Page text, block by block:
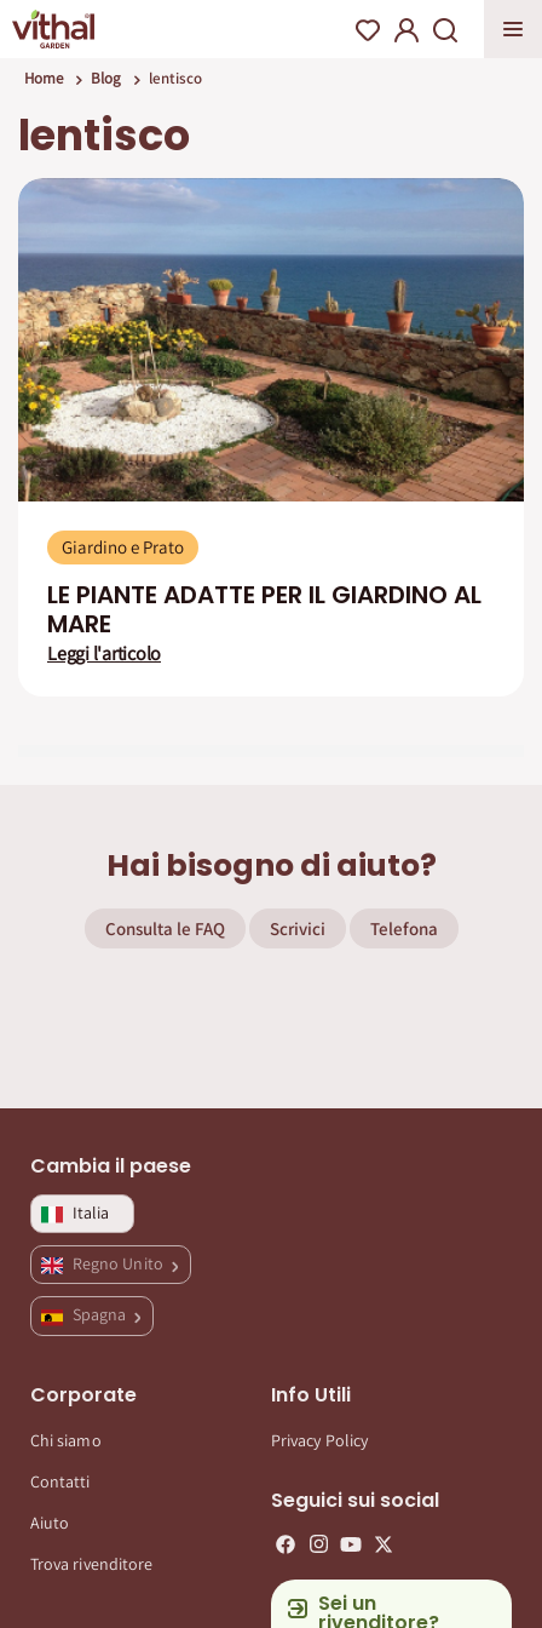
Home Blog lentisco
lentisco
Giardino e Prato
LE PIANTE ADATTE PER IL GIARDINO AL
MARE
Leggi l'articolo
Hai bisogno di aiuto?
Consulta le FAQ Scrivici Telefona
Cambia il paese
Italia
Regno Unito
Spagna
Corporate
Chi siamo
Contatti
Aiuto
Trova rivenditore
Info Utili
Privacy Policy
Seguici sui social
Sei un